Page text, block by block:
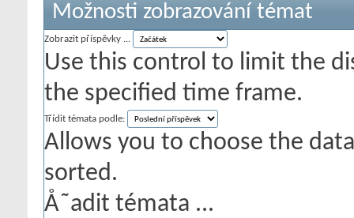
Možnosti zobrazování témat
Zobrazit příspěvky ...
Use this control to limit the
the specified time frame.
Třídit témata podle:
Allows you to choose the
sorted.
Å˜adit témata ...